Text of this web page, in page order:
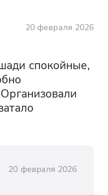
20 февраля 2026
спокойные,
20 февраля 2026